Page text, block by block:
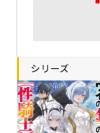
シリーズ